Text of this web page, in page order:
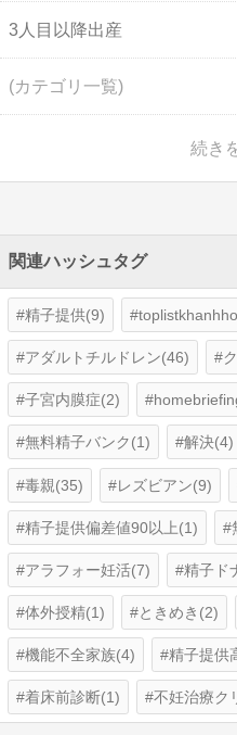
3人目以降出産
(カテゴリ一覧)
続き
関連ハッシュタグ
精子提供(9)
アダルトチルドレン(46)
子宮内膜症(2)
無料精子バンク(1) 解決(4)
毒親(35) レズビアン(9)
精子提供偏差値90以上(1)
アラフォー妊活(7) 精子ド
体外授精(1) ときめき(2)
機能不全家族(4) 精子提供
着床前診断(1) 不妊治療ク